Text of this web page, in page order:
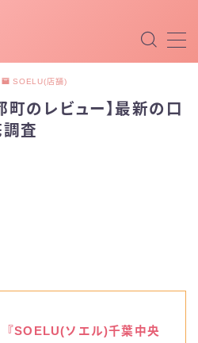
SOELU(店舗)
町のレビュー】最新の口
査
『SOELU(ソエル)千葉中央